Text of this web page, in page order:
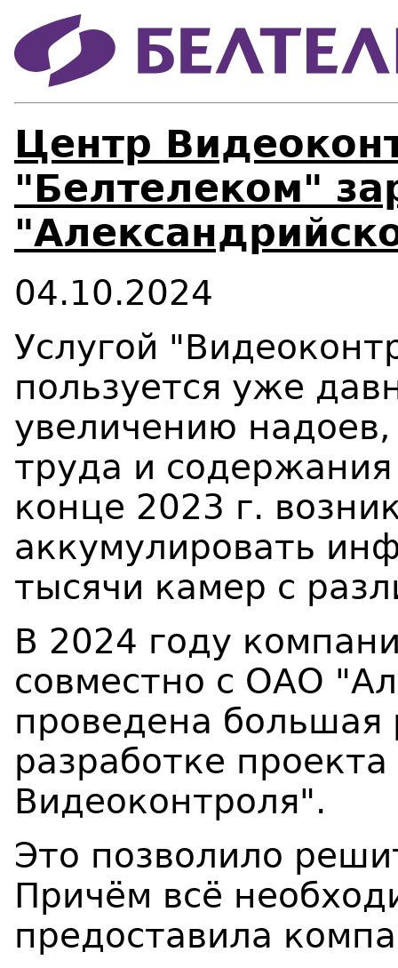
Центр
"Белтелеком"
04.10.2024
Услугой
пользуется уже
увеличению
труда и
конце 2023 г.
аккумулировать
тысячи камер с
В 2024 году
совместно с ОАО
проведена большая
разработке
Видеоконтроля".
Это позволило
Причём всё
предоставила